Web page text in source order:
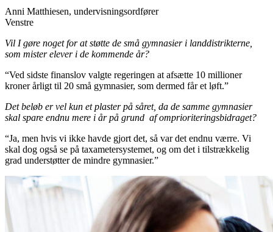
Anni Matthiesen, undervisningsordfører
Venstre
Vil I gøre noget for at støtte de små gymnasier i landdistrikterne,
som mister elever i de kommende år?
“Ved sidste finanslov valgte regeringen at afsætte 10 millioner
kroner årligt til 20 små gymnasier, som dermed får et løft.”
Det beløb er vel kun et plaster på såret, da de samme gymnasier
skal spare endnu mere i år på grund af omprioriteringsbidraget?
“Ja, men hvis vi ikke havde gjort det, så var det endnu værre. Vi
skal dog også se på taxametersystemet, og om det i tilstrækkelig
grad understøtter de mindre gymnasier.”